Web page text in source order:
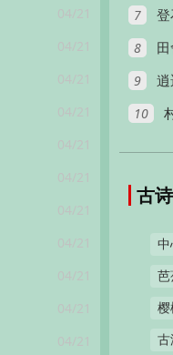
04/21
04/21
04/21
04/21
04/21
04/21
04/21
04/21
04/21
04/21
04/21
7 登
8
9 逍
10
古
中
芭
樱
古